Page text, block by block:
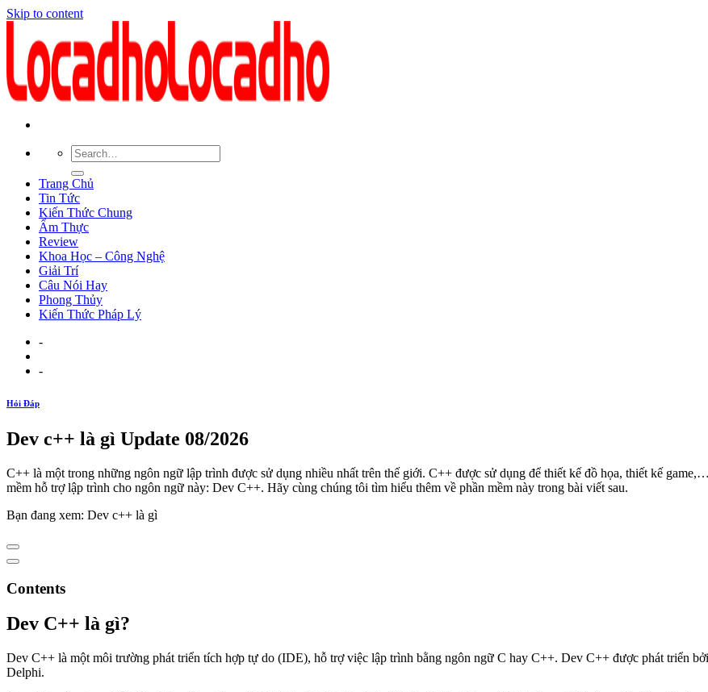
Skip to content
Trang Chủ
Tin Tức
Kiến Thức Chung
Ẩm Thực
Review
Khoa Học – Công Nghệ
Giải Trí
Câu Nói Hay
Phong Thủy
Kiến Thức Pháp Lý
-
-
Hỏi Đáp
Dev c++ là gì Update 08/2026
C++ là một trong những ngôn ngữ lập trình được sử dụng nhiều nhất trên thế giới. C++ được sử dụng để thiết kế đồ họa, thiết kế
mềm hỗ trợ lập trình cho ngôn ngữ này: Dev C++. Hãy cùng chúng tôi tìm hiểu thêm về phần mềm này trong bài viết sau.
Bạn đang xem: Dev c++ là gì
Contents
Dev C++ là gì?
Dev C++ là một môi trường phát triển tích hợp tự do (IDE), hỗ trợ việc lập trình bằng ngôn ngữ C hay C++. Dev C++ được phát triển
Delphi.